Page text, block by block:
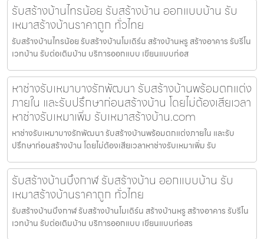
รับสร้างบ้านไทรน้อย รับสร้างบ้าน ออกแบบบ้าน รับ
เหมาสร้างบ้านราคาถูก ทั่วไทย
รับสร้างบ้านไทรน้อย รับสร้างบ้านโมเดิร์น สร้างบ้านหรู สร้างอาคาร รับรีโน
เวทบ้าน รับต่อเติมบ้าน บริการออกแบบ เขียนแบบก่อส
หาช่างรับเหมาบางรักพัฒนา รับสร้างบ้านพร้อมตกแต่ง
ภายใน และรับปรึกษาก่อนสร้างบ้าน โดยไม่ต้องเสียเวลา
หาช่างรับเหมาเพิ่ม รับเหมาสร้างบ้าน.com
หาช่างรับเหมาบางรักพัฒนา รับสร้างบ้านพร้อมตกแต่งภายใน และรับ
ปรึกษาก่อนสร้างบ้าน โดยไม่ต้องเสียเวลาหาช่างรับเหมาเพิ่ม รับ
รับสร้างบ้านบึงกาฬ รับสร้างบ้าน ออกแบบบ้าน รับ
เหมาสร้างบ้านราคาถูก ทั่วไทย
รับสร้างบ้านบึงกาฬ รับสร้างบ้านโมเดิร์น สร้างบ้านหรู สร้างอาคาร รับรีโน
เวทบ้าน รับต่อเติมบ้าน บริการออกแบบ เขียนแบบก่อสร